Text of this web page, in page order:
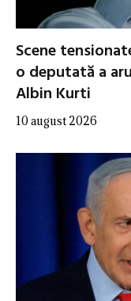
Scene
o deputată a
Albin Kurti
10 august 2026